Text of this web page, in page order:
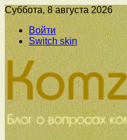
Суббота, 8 августа 2026
Войти
Switch skin